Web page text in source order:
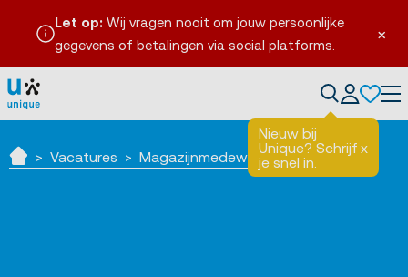
×
Let op: Wij vragen nooit om jouw persoonlijke
gegevens of betalingen via social platforms.
Nieuw bij
Unique? Schrijf
je snel in.
x
Vacatures Magazijnmedewerker